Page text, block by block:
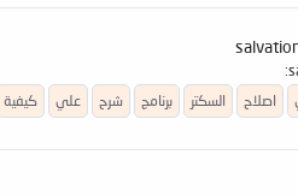
اصلاح السكتر برنامج شرح علي كيفية